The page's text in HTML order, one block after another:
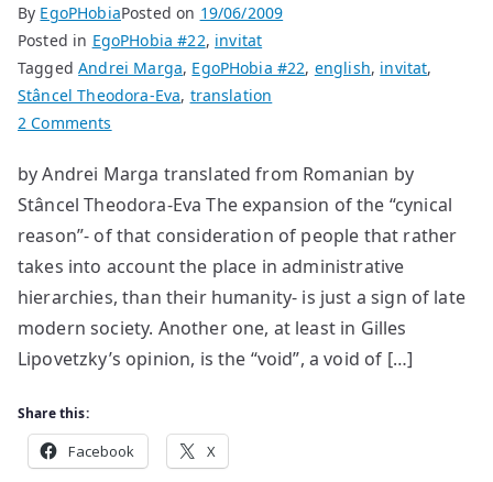
By EgoPHobiaPosted on 19/06/2009
Posted in EgoPHobia #22, invitat
TaggedAndrei Marga, EgoPHobia #22, english, invitat,
Stâncel Theodora-Eva, translation
2 Comments
Age
of
the
Void?
by Andrei Marga translated from Romanian by
Stâncel Theodora-Eva The expansion of the “cynical
reason”- of that consideration of people that rather
takes into account the place in administrative
hierarchies, than their humanity- is just a sign of late
modern society. Another one, at least in Gilles
Lipovetzky’s opinion, is the “void”, a void of […]
Share this:
Facebook X